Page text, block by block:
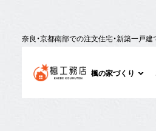
奈良・京都南部での注文住宅・新築一戸
楓の家づくり